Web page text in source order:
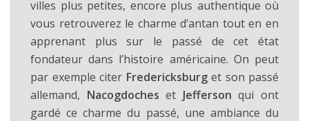
villes plus petites, encore plus authentique où
vous retrouverez le charme d’antan tout en en
apprenant plus sur le passé de cet état
fondateur dans l’histoire américaine. On peut
par exemple citer Fredericksburg et son passé
allemand, Nacogdocheset Jeffersonqui ont
gardé ce charme du passé, une ambiance du